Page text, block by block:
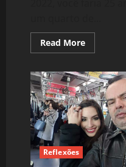
Read MoreRead
more
Letícia,
25
anos,
em
memória.
Reflexões